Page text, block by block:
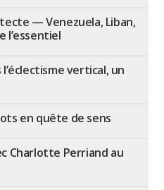
— Venezuela, Liban,
l’essentiel
vertical, un
en quête de sens
Charlotte Perriand au